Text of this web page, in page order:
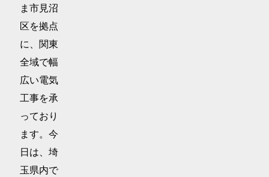
ま市見沼
区を拠点
に、関東
全域で幅
広い電気
工事を承
っており
ます。今
日は、埼
玉県内で